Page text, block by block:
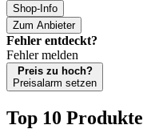
Shop-Info
Zum Anbieter
Fehler entdeckt?
Fehler melden
Preis zu hoch?
Preisalarm setzen
Top 10 Produkte